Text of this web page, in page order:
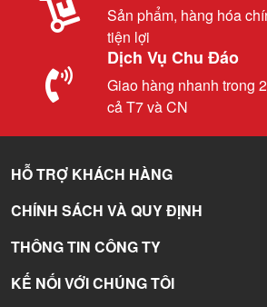
Sản phẩm, hàng hóa
tiện lợi
Dịch Vụ Chu Đáo
Giao hàng nhanh trong
cả T7 và CN
HỖ TRỢ KHÁCH HÀNG
CHÍNH SÁCH VÀ QUY ĐỊNH
THÔNG TIN CÔNG TY
KẾ NỐI VỚI CHÚNG TÔI